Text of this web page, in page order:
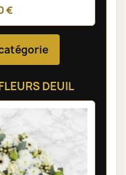
€
DEUIL